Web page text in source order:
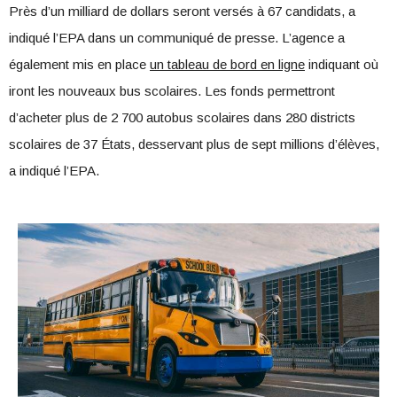
Près d’un milliard de dollars seront versés à 67 candidats, a
indiqué l’EPA dans un communiqué de presse. L’agence a
également mis en place un tableau de bord en ligne indiquant où
iront les nouveaux bus scolaires. Les fonds permettront
d’acheter plus de 2 700 autobus scolaires dans 280 districts
scolaires de 37 États, desservant plus de sept millions d’élèves,
a indiqué l’EPA.